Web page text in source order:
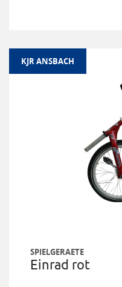
KJR ANSBACH
SPIELGERAETE
Einrad rot